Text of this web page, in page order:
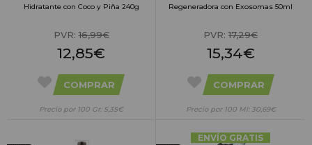
Hidratante con Coco y Piña 240g
PVR:16,99€
12,85€
COMPRAR
Precio por 100 Gr: 5,35€
Regeneradora con Exosomas 50ml
PVR: 17,29€
15,34€
COMPRAR
Precio por 100 Ml: 30,69€
ENVÍO GRATIS